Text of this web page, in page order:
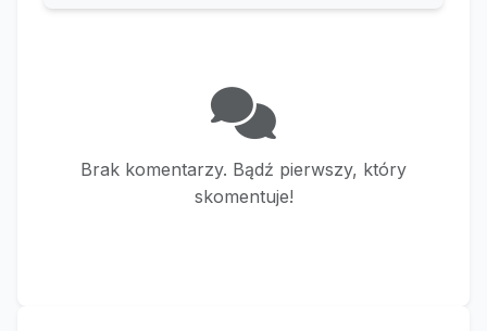
Brak komentarzy. Bądź pierwszy, który
skomentuje!